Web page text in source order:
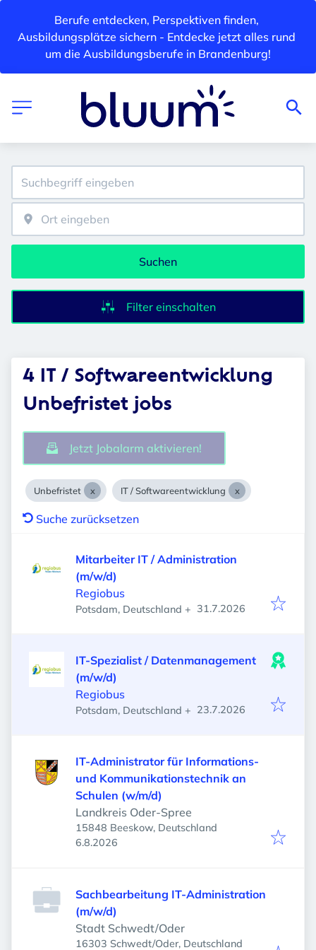
Berufe entdecken, Perspektiven finden,
Ausbildungsplätze sichern - Entdecke jetzt alles rund
um die Ausbildungsberufe in Brandenburg!
Suchen
Filter einschalten
4 IT / Softwareentwicklung
Unbefristet jobs
Jetzt Jobalarm aktivieren!
Unbefristet IT / Softwareentwicklung
Suche zurücksetzen
Mitarbeiter IT / Administration
(m/w/d)
Regiobus
Potsdam, Deutschland + Veröffentlicht
31.7.2026
IT-Spezialist / Datenmanagement
(m/w/d)
Regiobus
Potsdam, Deutschland + Veröffentlicht
23.7.2026
IT-Administrator für Informations-
und Kommunikationstechnik an
Schulen (w/m/d)
Landkreis Oder-Spree
15848 Beeskow, Deutschland
Veröffentlicht
6.8.2026
Sachbearbeitung IT-Administration
(m/w/d)
Stadt Schwedt/Oder
16303 Schwedt/Oder, Deutschland